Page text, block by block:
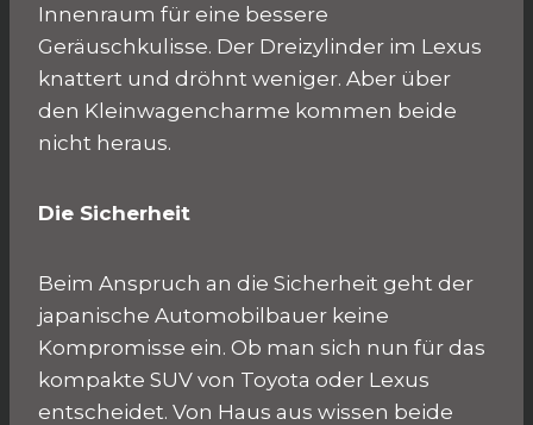
Innenraum für eine bessere
Geräuschkulisse. Der Dreizylinder im Lexus
knattert und dröhnt weniger. Aber über
den Kleinwagencharme kommen beide
nicht heraus.
Die Sicherheit
Beim Anspruch an die Sicherheit geht der
japanische Automobilbauer keine
Kompromisse ein. Ob man sich nun für das
kompakte SUV von Toyota oder Lexus
entscheidet. Von Haus aus wissen beide